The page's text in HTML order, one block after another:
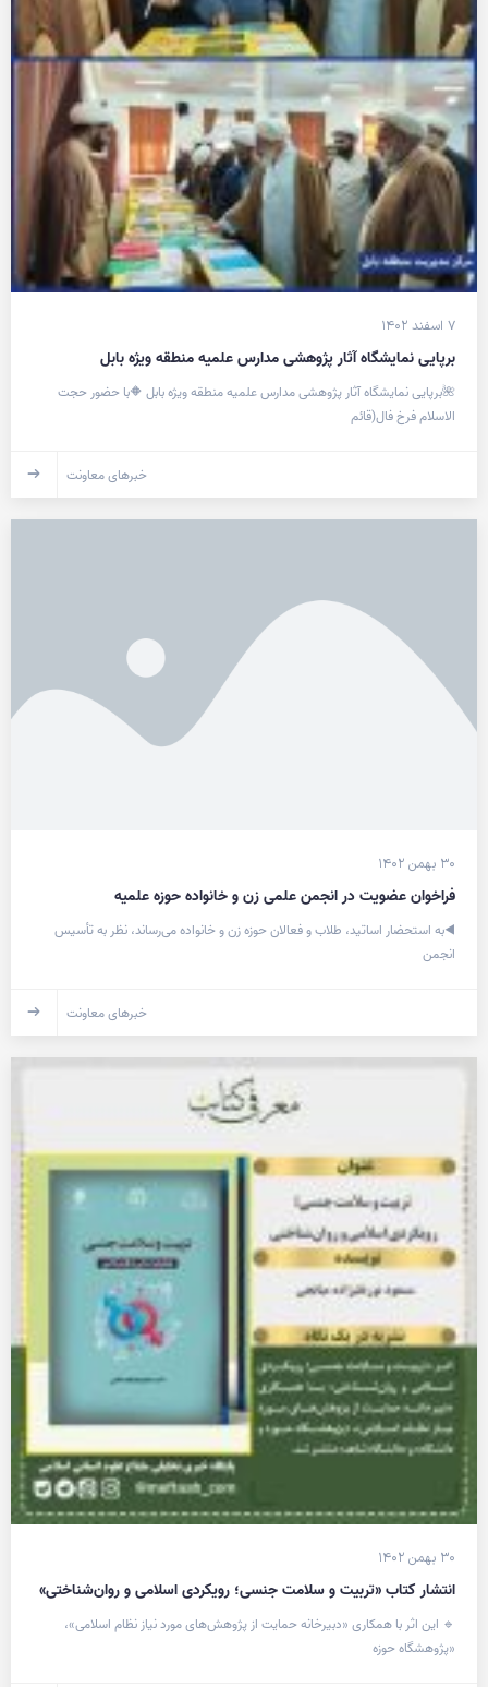
۷ اسفند ۱۴۰۲
برپایی نمایشگاه آثار پژوهشی مدارس علمیه منطقه ویژه بابل
🌺برپایی نمایشگاه آثار پژوهشی مدارس علمیه منطقه ویژه بابل 🔶با حضور حجت
الاسلام فرخ فال(قائم
خبرهای معاونت
۳۰ بهمن ۱۴۰۲
فراخوان عضویت در انجمن علمی زن و خانواده حوزه علمیه
◀️به استحضار اساتید، طلاب و فعالان حوزه زن و خانواده می‌رساند، نظر به تأسیس
انجمن
خبرهای معاونت
۳۰ بهمن ۱۴۰۲
انتشار کتاب «تربیت و سلامت جنسی؛ رویکردی اسلامی و روان‌شناختی»
🔹 این اثر با همکاری «دبیرخانه حمایت از پژوهش‌های مورد نیاز نظام اسلامی»،
«پژوهشگاه حوزه